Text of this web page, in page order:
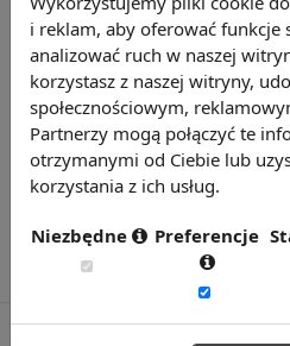
i reklam, aby oferować funkcje
analizować ruch w naszej
korzystasz z naszej witryny,
społecznościowym,
Partnerzy mogą połączyć te
otrzymanymi od Ciebie lub
korzystania z ich usług.
Niezbędne Preferencje